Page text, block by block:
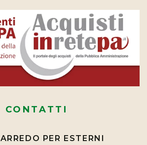
CONTATTI
ARREDO PER ESTERNI